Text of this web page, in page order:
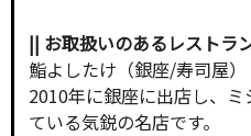
|| お取扱いのあるレストラ
鮨よしたけ（銀座/寿司屋）
2010年に銀座に出店し、
ている気鋭の名店です。